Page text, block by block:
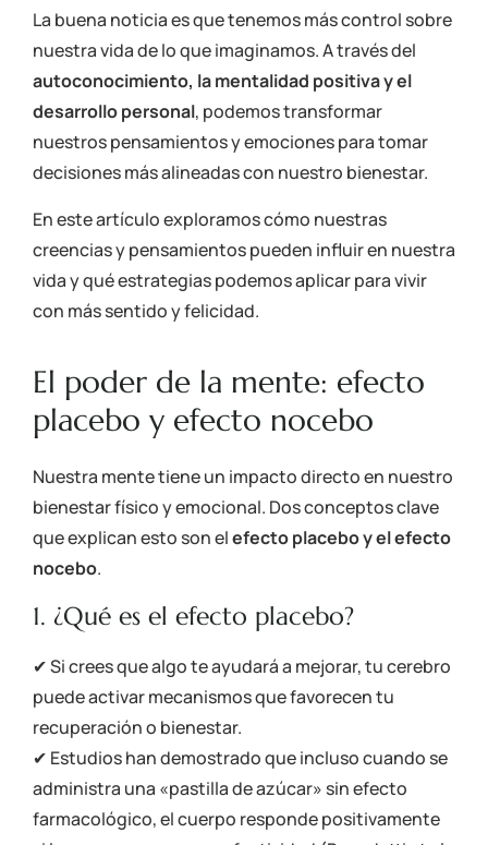
La buena noticia es que tenemos más control sobre
nuestra vida de lo que imaginamos. A través del
autoconocimiento, la mentalidad positiva y el
desarrollo personal, podemos transformar
nuestros pensamientos y emociones para tomar
decisiones más alineadas con nuestro bienestar.
En este artículo exploramos cómo nuestras
creencias y pensamientos pueden influir en nuestra
vida y qué estrategias podemos aplicar para vivir
con más sentido y felicidad.
El poder de la mente: efecto
placebo y efecto nocebo
Nuestra mente tiene un impacto directo en nuestro
bienestar físico y emocional. Dos conceptos clave
que explican esto son elefecto placebo y el efecto
nocebo.
1. ¿Qué es el efecto placebo?
✔ Si crees que algo te ayudará a mejorar, tu cerebro
puede activar mecanismos que favorecen tu
recuperación o bienestar.
✔ Estudios han demostrado que incluso cuando se
administra una «pastilla de azúcar» sin efecto
farmacológico, el cuerpo responde positivamente